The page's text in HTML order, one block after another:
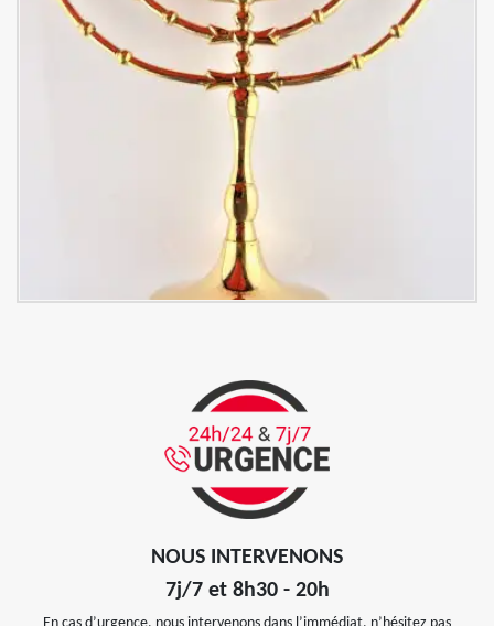
NOUS INTERVENONS
7j/7 et 8h30 - 20h
En cas d’urgence, nous intervenons dans l’immédiat, n’hésitez pas